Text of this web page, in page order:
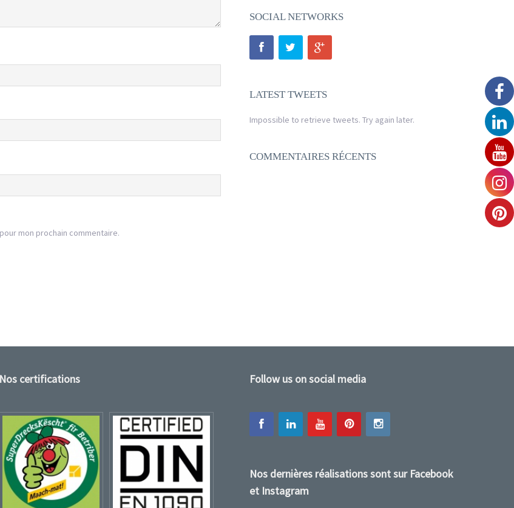
mon prochain commentaire.
SOCIAL NETWORKS
LATEST TWEETS
Impossible to retrieve tweets. Try again later.
COMMENTAIRES RÉCENTS
Nos certifications Follow us on social media
Nos dernières réalisations sont sur Facebook
et Instagram